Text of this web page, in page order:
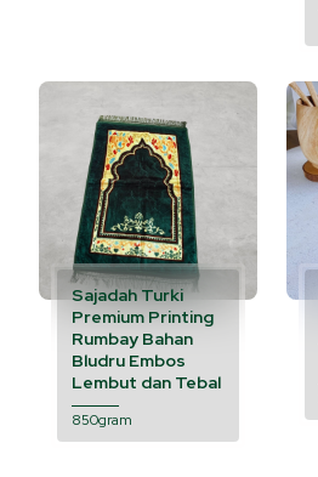
Sajadah Turki
Premium Printing
Rumbay Bahan
Bludru Embos
Lembut dan Tebal
850gram